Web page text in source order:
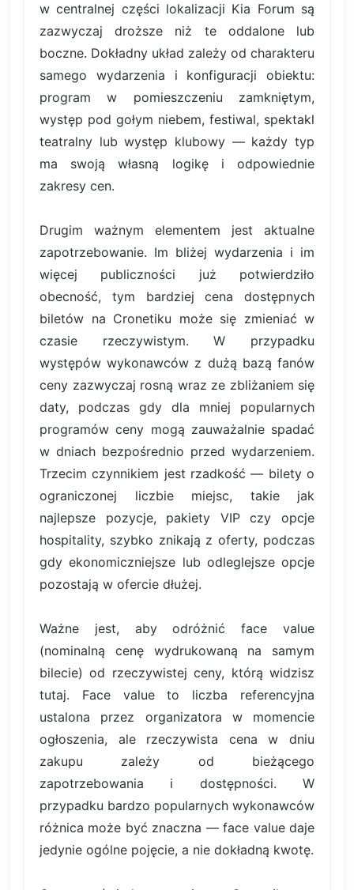
w centralnej części lokalizacji Kia Forum są
zazwyczaj droższe niż te oddalone lub
boczne. Dokładny układ zależy od charakteru
samego wydarzenia i konfiguracji obiektu:
program w pomieszczeniu zamkniętym,
występ pod gołym niebem, festiwal, spektakl
teatralny lub występ klubowy — każdy typ
ma swoją własną logikę i odpowiednie
zakresy cen.
Drugim ważnym elementem jest aktualne
zapotrzebowanie. Im bliżej wydarzenia i im
więcej publiczności już potwierdziło
obecność, tym bardziej cena dostępnych
biletów na Cronetiku może się zmieniać w
czasie rzeczywistym. W przypadku
występów wykonawców z dużą bazą fanów
ceny zazwyczaj rosną wraz ze zbliżaniem się
daty, podczas gdy dla mniej popularnych
programów ceny mogą zauważalnie spadać
w dniach bezpośrednio przed wydarzeniem.
Trzecim czynnikiem jest rzadkość — bilety o
ograniczonej liczbie miejsc, takie jak
najlepsze pozycje, pakiety VIP czy opcje
hospitality, szybko znikają z oferty, podczas
gdy ekonomiczniejsze lub odleglejsze opcje
pozostają w ofercie dłużej.
Ważne jest, aby odróżnić face value
(nominalną cenę wydrukowaną na samym
bilecie) od rzeczywistej ceny, którą widzisz
tutaj. Face value to liczba referencyjna
ustalona przez organizatora w momencie
ogłoszenia, ale rzeczywista cena w dniu
zakupu zależy od bieżącego
zapotrzebowania i dostępności. W
przypadku bardzo popularnych wykonawców
różnica może być znaczna — face value daje
jedynie ogólne pojęcie, a nie dokładną kwotę.